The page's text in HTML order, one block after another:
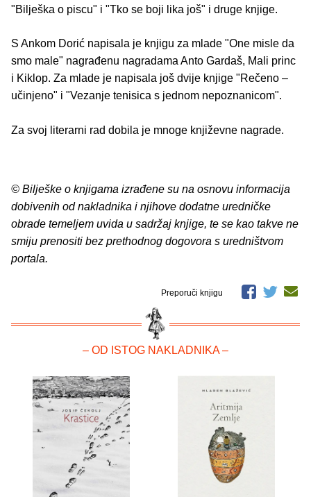
"Bilješka o piscu" i "Tko se boji lika još" i druge knjige.
S Ankom Dorić napisala je knjigu za mlade "One misle da
smo male" nagrađenu nagradama Anto Gardaš, Mali princ
i Kiklop. Za mlade je napisala još dvije knjige "Rečeno –
učinjeno" i "Vezanje tenisica s jednom nepoznanicom".
Za svoj literarni rad dobila je mnoge književne nagrade.
© Bilješke o knjigama izrađene su na osnovu informacija
dobivenih od nakladnika i njihove dodatne uredničke
obrade temeljem uvida u sadržaj knjige, te se kao takve ne
smiju prenositi bez prethodnog dogovora s uredništvom
portala.
Preporuči knjigu
– OD ISTOG NAKLADNIKA –